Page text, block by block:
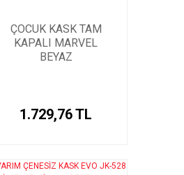
ÇOCUK KASK TAM
KAPALI MARVEL
BEYAZ
1.729,76 TL